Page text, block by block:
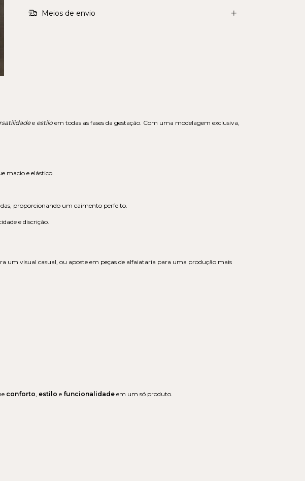
Meios de envio
e estilo em todas as fases da gestação. Com uma modelagem exclusiva,
macio e elástico.
proporcionando um caimento perfeito.
e discrição.
um visual casual, ou aposte em peças de alfaiataria para uma produção mais
conforto estilo e funcionalidade em um só produto.